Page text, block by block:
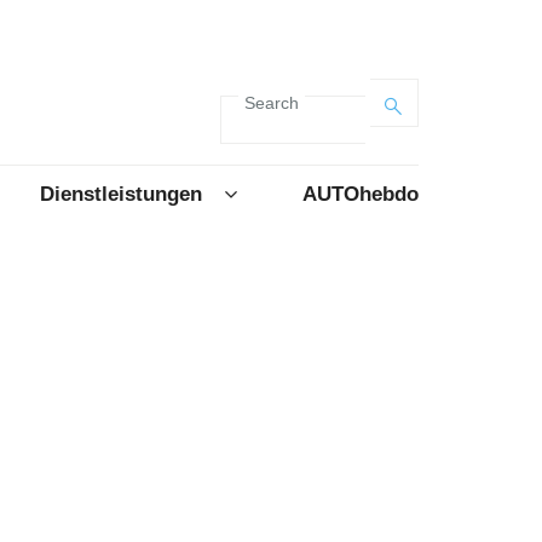
Search
Dienstleistungen AUTOhebdo